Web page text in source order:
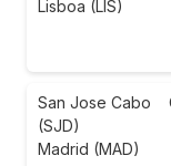
Lisboa (LIS)
San Jose Cabo
(SJD)
Madrid (MAD)